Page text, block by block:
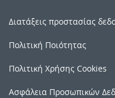
Διατάξεις προστασίας
Πολιτική Ποιότητας
Πολιτική Χρήσης Cookies
Ασφάλεια Προσωπικών